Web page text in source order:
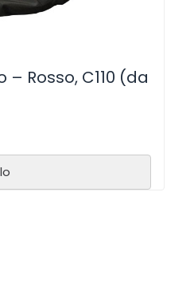
– Rosso, C110 (da